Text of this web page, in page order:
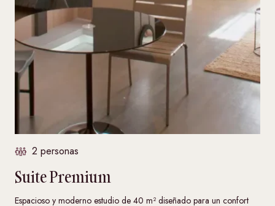
2 personas
Suite Premium
Espacioso y moderno estudio de 40 m² diseñado para un confort